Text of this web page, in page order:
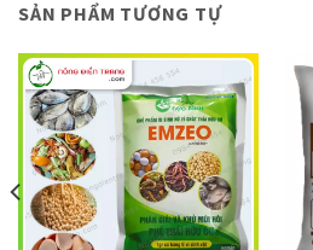
SẢN PHẨM TƯƠNG TỰ